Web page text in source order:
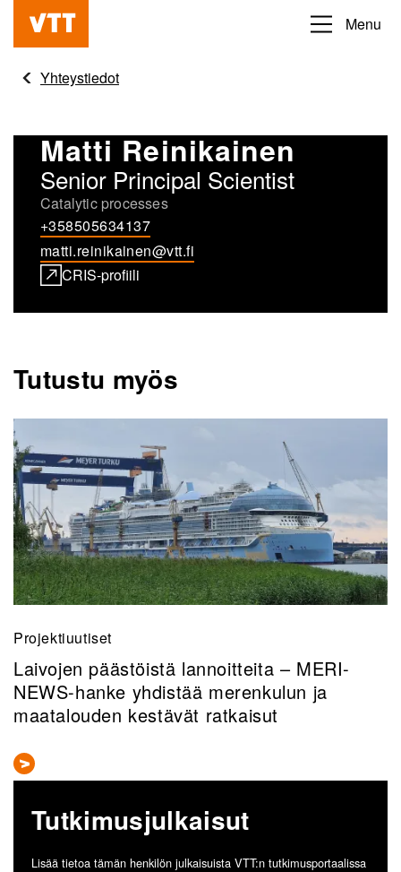
Hyppää
pääsisältöön
Beyond
obvious
Menu
Yhteystiedot
Matti Reinikainen
Senior Principal Scientist
Catalytic processes
+358505634137
matti.reinikainen@vtt.fi
CRIS-profiili
Tutustu myös
Projektiuutiset
Laivojen päästöistä lannoitteita – MERI-
NEWS-hanke yhdistää merenkulun ja
maatalouden kestävät ratkaisut
Tutkimusjulkaisut
Lisää tietoa tämän henkilön julkaisuista VTT:n tutkimusportaalissa